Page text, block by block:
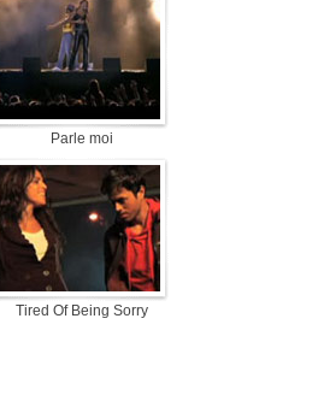
Parle moi
Tired Of Being Sorry